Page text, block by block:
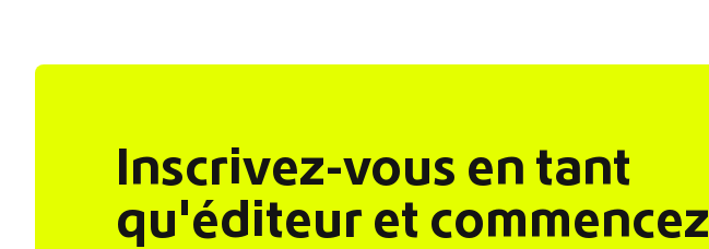
Inscrivez-vous en tant
qu'éditeur et commencez